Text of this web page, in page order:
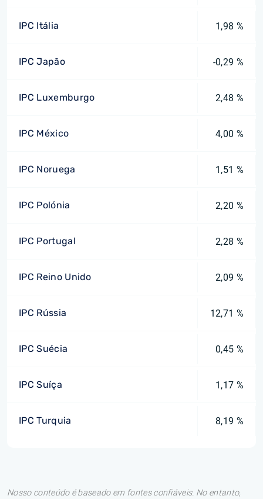
IPC Itália 1,98 %
IPC Japão -0,29 %
IPC Luxemburgo 2,48 %
IPC México 4,00 %
IPC Noruega 1,51 %
IPC Polónia 2,20 %
IPC Portugal 2,28 %
IPC Reino Unido 2,09 %
IPC Rússia 12,71 %
IPC Suécia 0,45 %
IPC Suíça 1,17 %
IPC Turquia 8,19 %
Nosso conteúdo é baseado em fontes confiáveis. No entanto,